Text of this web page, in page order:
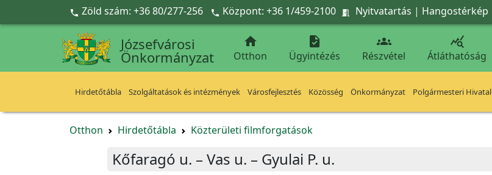
Ugrás a fő tartalomra
 Zöld szám: +36 80/277-256  Központ: +36 1/459-2100  Nyitvatartás | Hangostérkép
Józsefvárosi
Önkormányzat

Otthon

Ügyintézés

Részvétel

Átláthatóság
Hirdetőtábla Szolgáltatások és intézmények Városfejlesztés Közösség Önkormányzat Polgármesteri Hivatal
Otthon Hirdetőtábla Közterületi filmforgatások
Kőfaragó u. – Vas u. – Gyulai P. u.